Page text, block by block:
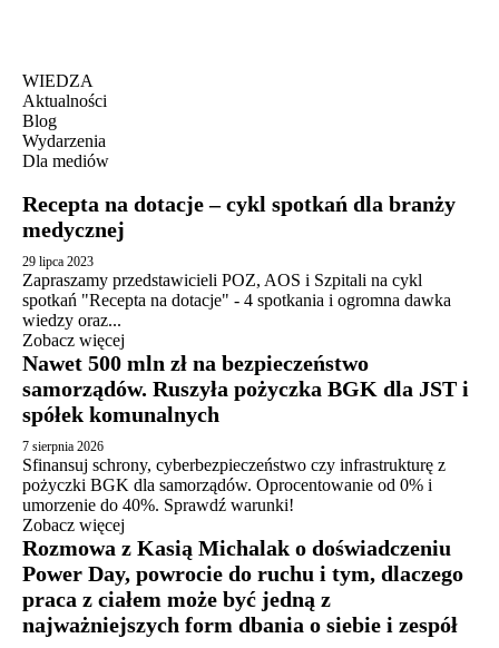
WIEDZA
Aktualności
Blog
Wydarzenia
Dla mediów
Recepta na dotacje – cykl spotkań dla branży
medycznej
29 lipca 2023
Zapraszamy przedstawicieli POZ, AOS i Szpitali na cykl
spotkań "Recepta na dotacje" - 4 spotkania i ogromna dawka
wiedzy oraz...
Zobacz więcej
Nawet 500 mln zł na bezpieczeństwo
samorządów. Ruszyła pożyczka BGK dla JST i
spółek komunalnych
7 sierpnia 2026
Sfinansuj schrony, cyberbezpieczeństwo czy infrastrukturę z
pożyczki BGK dla samorządów. Oprocentowanie od 0% i
umorzenie do 40%. Sprawdź warunki!
Zobacz więcej
Rozmowa z Kasią Michalak o doświadczeniu
Power Day, powrocie do ruchu i tym, dlaczego
praca z ciałem może być jedną z
najważniejszych form dbania o siebie i zespół